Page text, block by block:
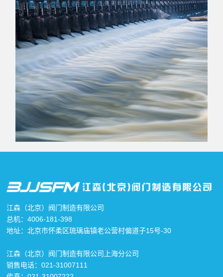
江森（北京）阀门制造有限公司
总机：4006-181-398
地址：北京市怀柔区琉璃庙镇老公营村偏道子15号-30
江森（北京）阀门制造有限公司上海分公司
销售电话：021-31007111